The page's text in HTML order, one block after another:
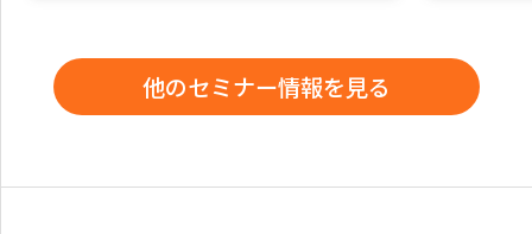
他のセミナー情報を見る